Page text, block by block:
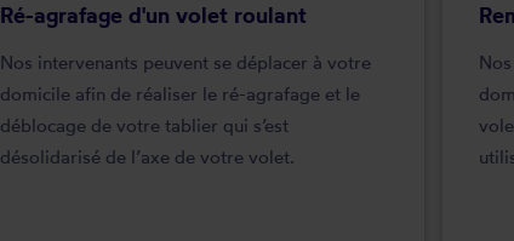
Ré-agrafage d'un volet roulant
Nos intervenants peuvent se déplacer à votre
domicile afin de réaliser le ré-agrafage et le
déblocage de votre tablier qui s’est
désolidarisé de l’axe de votre volet.